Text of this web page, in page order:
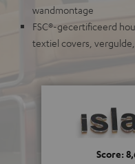
wandmontage
FSC®-gecertificeerd
textiel covers,
Score: